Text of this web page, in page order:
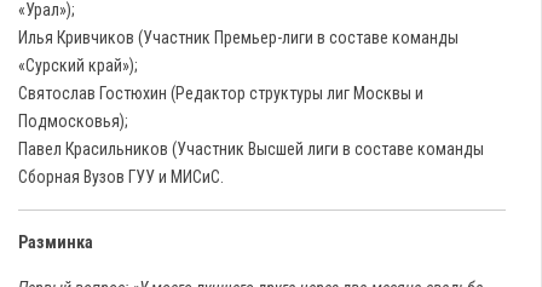
«Урал»);
Илья Кривчиков (Участник Премьер-лиги в составе команды
«Сурский край»);
Святослав Гостюхин (Редактор структуры лиг Москвы и
Подмосковья);
Павел Красильников (Участник Высшей лиги в составе команды
Сборная Вузов ГУУ и МИСиС.
Разминка